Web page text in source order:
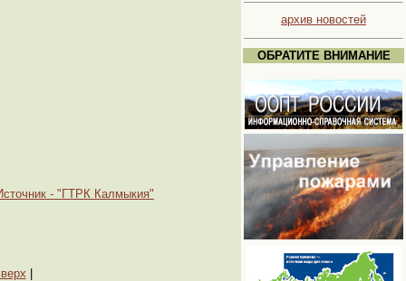
- "ГТРК Калмыкия"
архив новостей
ОБРАТИТЕ ВНИМАНИЕ